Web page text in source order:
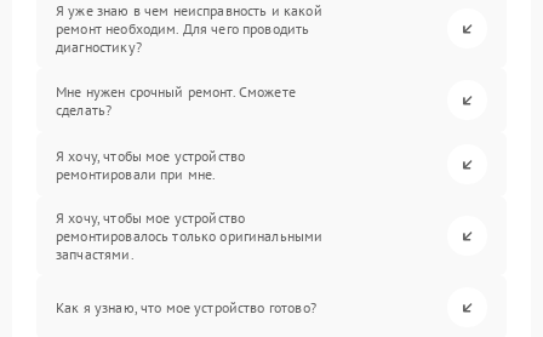
Я уже знаю в чем неисправность и какой
ремонт необходим. Для чего проводить
диагностику?
Мне нужен срочный ремонт. Сможете
сделать?
Я хочу, чтобы мое устройство
ремонтировали при мне.
Я хочу, чтобы мое устройство
ремонтировалось только оригинальными
запчастями.
Как я узнаю, что мое устройство готово?